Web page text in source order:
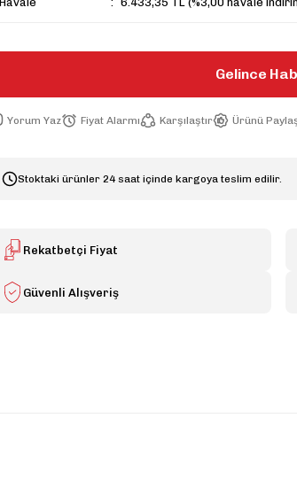
Gelince
Yorum Yaz Fiyat Alarmı Karşılaştır Ürünü
Stoktaki ürünler 24 saat içinde kargoya teslim edilir.
Rekatbetçi Fiyat
Güvenli Alışveriş